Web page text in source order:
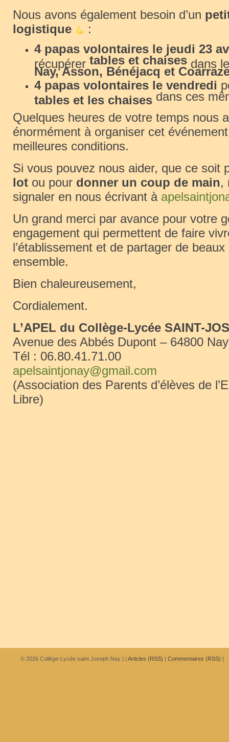
Nous avons également besoin d’un
logistique
:
4 papas volontaires le jeudi 23
récupérer tables et chaises dans
Nay, Asson, Bénéjacq et
4 papas volontaires le vendredi
tables et les chaises dans ces
Quelques heures de votre temps nous
énormément à organiser cet
meilleures conditions.
Si vous pouvez nous aider, que ce soit
lot ou pour donner un coup de main,
signaler en nous écrivant à
Un grand merci par avance pour votre
engagement qui permettent de faire
l’établissement et de partager de
ensemble.
Bien chaleureusement,
Cordialement.
L’APEL du Collège-Lycée SAINT-
Avenue des Abbés Dupont – 64800 Nay
Tél : 06.80.41.71.00
apelsaintjonay@gmail.com
(Association des Parents d’élèves de
Libre)
© 2026 Collège-Lycée saint Joseph Nay | | Articles (RSS) | Commentaires (RSS) |